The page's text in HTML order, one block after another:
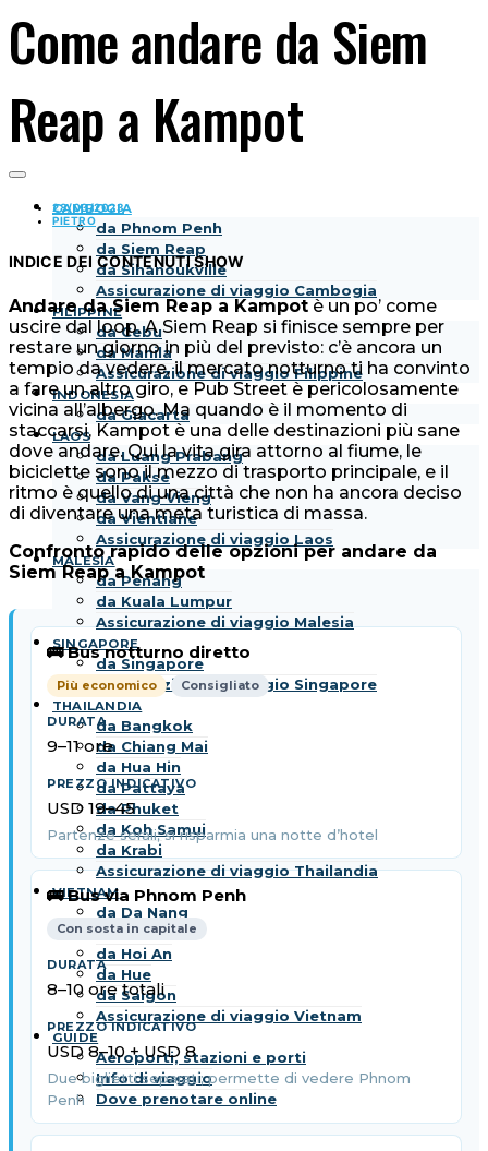
CAMBOGIA
da Phnom Penh
da Siem Reap
da Sihanoukville
Assicurazione di viaggio Cambogia
FILIPPINE
da Cebu
da Manila
Assicurazione di viaggio Filippine
INDONESIA
da Giacarta
LAOS
da Luang Prabang
da Pakse
da Vang Vieng
da Vientiane
Assicurazione di viaggio Laos
MALESIA
da Penang
da Kuala Lumpur
Assicurazione di viaggio Malesia
SINGAPORE
da Singapore
Assicurazione di viaggio Singapore
THAILANDIA
da Bangkok
da Chiang Mai
da Hua Hin
da Pattaya
da Phuket
da Koh Samui
da Krabi
Assicurazione di viaggio Thailandia
VIETNAM
da Da Nang
da Hanoi
da Hoi An
da Hue
da Saigon
Assicurazione di viaggio Vietnam
GUIDE
Aeroporti, stazioni e porti
Info di viaggio
Dove prenotare online
Come andare da Siem
Reap a Kampot
28/03/2023
PIETRO
INDICE DEI CONTENUTISHOW
Andare da Siem Reap a Kampot è un po’ come
uscire dal loop. A Siem Reap si finisce sempre per
restare un giorno in più del previsto: c’è ancora un
tempio da vedere, il mercato notturno ti ha convinto
a fare un altro giro, e Pub Street è pericolosamente
vicina all’albergo. Ma quando è il momento di
staccarsi, Kampot è una delle destinazioni più sane
dove andare. Qui la vita gira attorno al fiume, le
biciclette sono il mezzo di trasporto principale, e il
ritmo è quello di una città che non ha ancora deciso
di diventare una meta turistica di massa.
Confronto rapido delle opzioni per andare da
Siem Reap a Kampot
🚌 Bus notturno diretto
Più economico Consigliato
9–11 ore
USD 19–45
Partenze serali; si risparmia una notte d’hotel
🚌 Bus via Phnom Penh
Con sosta in capitale
8–10 ore totali
USD 8–10 + USD 8
Due biglietti separati; permette di vedere Phnom
Penh